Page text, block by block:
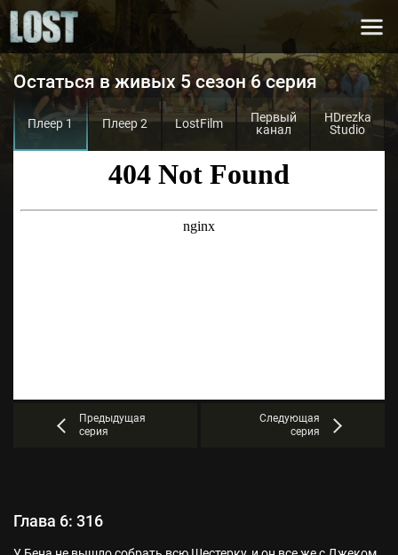
Остаться в живых 5 сезон 6 серия
Плеер 1 Плеер 2 LostFilm
Первый
канал
HDrezka
Studio
Предыдущая
серия
Следующая
серия
Глава 6: 316